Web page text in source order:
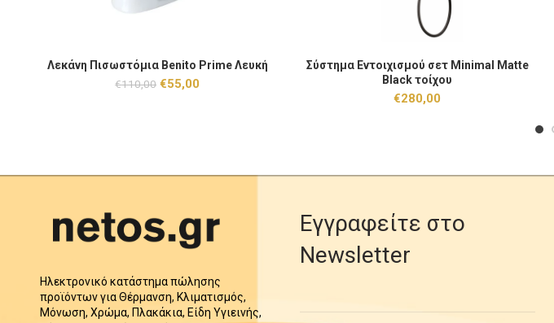
Λεκάνη Πισωστόμια Benito Prime Λευκή ποσότητα
ΠΡΟΣΘΉΚΗ ΣΤΟ ΚΑΛΆΘΙ
Λεκάνη Πισωστόμια Benito Prime Λευκή
€110,00 Original
€55,00
Σύστημα Εντοιχισμού σετ Minimal Matte Black
ΠΡΟΣΘΉΚΗ ΣΤΟ ΚΑΛΆΘΙ
Σύστημα Εντοιχισμού σετ Minimal Matte
Black τοίχου
€280,00
Ηλεκτρονικό κατάστημα πώλησης
προϊόντων για Θέρμανση, Κλιματισμός,
Μόνωση, Χρώμα, Πλακάκια, Είδη Υγιεινής,
Εγγραφείτε στο
Newsletter